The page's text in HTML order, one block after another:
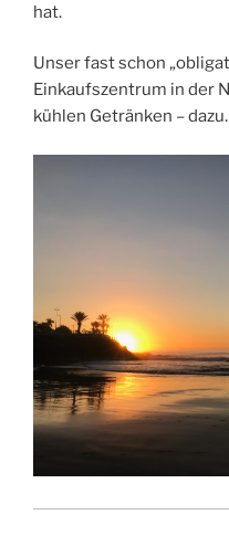
hat.
Unser fast schon
Einkaufszentrum in der
kühlen Getränken – dazu.